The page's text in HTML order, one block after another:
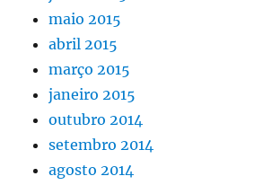
maio 2015
abril 2015
março 2015
janeiro 2015
outubro 2014
setembro 2014
agosto 2014